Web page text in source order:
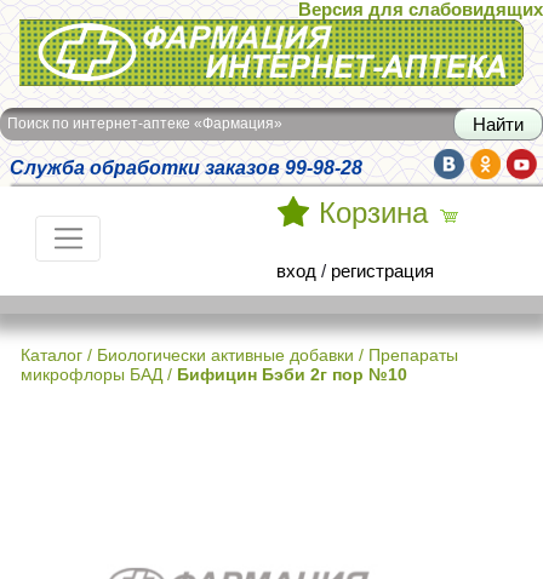
Интернет-аптека Фармация
Версия для слабовидящих
Поиск по интернет-аптеке «Фармация»
Служба обработки заказов 99-98-28
Корзина
вход / регистрация
Каталог / Биологически активные добавки / Препараты
микрофлоры БАД / Бифицин Бэби 2г пор №10